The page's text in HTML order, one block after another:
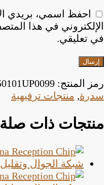
احفظ اسمي، بريدي
الإلكتروني في هذا
في تعليقي.
رمز المنتج:
سدرة, منتجات ترفيهية
منتجات ذات صلة